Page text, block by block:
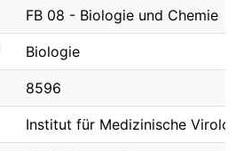
FB 08 - Biologie und Chemie
Biologie
8596
Institut für Medizinische